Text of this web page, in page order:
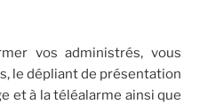
vos administrés, vous
le dépliant de présentation
et à la téléalarme ainsi que